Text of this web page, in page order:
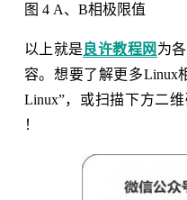
图 4 A、B相极限值
以上就是 良许教程网 为
容。想要了解更多Linux
Linux”，或扫描下方二
！